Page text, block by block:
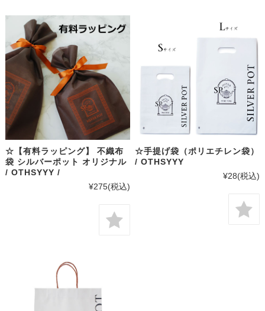
☆【有料ラッピング】 不織布
袋 シルバーポット オリジナル
/ OTHSYYY /
¥275(税込)
☆手提げ袋（ポリエチレン袋）
/ OTHSYYY
¥28(税込)